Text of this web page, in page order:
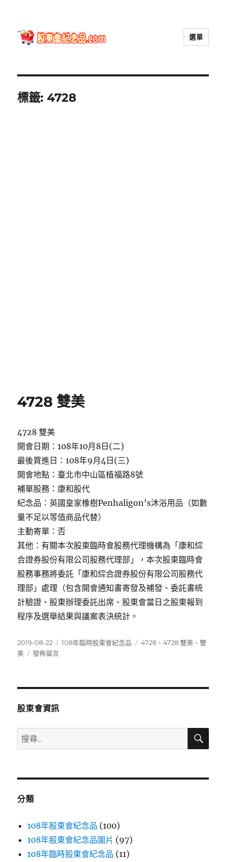
選單
標籤:4728
4728 雙美
4728 雙美
開會日期：108年10月8日(二)
最後買進日：108年9月4日(三)
開會地點：臺北市中山區植福路8號
補單股務：康和股代
紀念品：英國皇家橡樹Penhaligon’s沐浴用品（如數
量不足以等值商品代替）
主動寄單：否
其他：有關本次股東臨時會股務代理機構為「康和綜
合證券股份有限公司股務代理部」，本次股東臨時會
股務事務將委託「康和綜合證券股份有限公司股務代
理部」處理（包含開會通知書寄發及補發、委託書統
計驗證、股東辦理委託出席、股東會當日之股東報到
程序及選舉結果與議案表決統計。
發
佈
2019-08-22
分
108年臨時股東會紀念品
標
4728 、4728 雙美 、雙
美
在
發佈留言
股東會資訊
搜
尋
鍵
搜
分類
108年股東會紀念品 (100)
108年股東會紀念品圖片 (97)
108年臨時股東會紀念品 (11)